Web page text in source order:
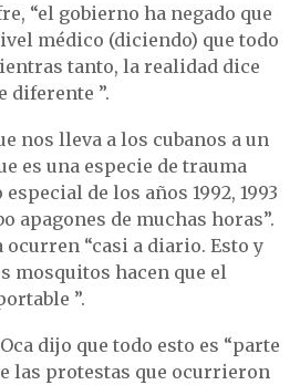
“el gobierno ha negado que
médico (diciendo) que todo
tanto, la realidad dice
diferente ”.
nos lleva a los cubanos a un
es una especie de trauma
de los años 1992, 1993
apagones de muchas horas”.
ocurren “casi a diario. Esto y
mosquitos hacen que el
”.
dijo que todo esto es “parte
las protestas que ocurrieron